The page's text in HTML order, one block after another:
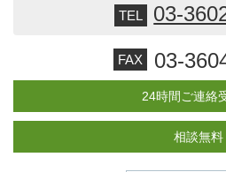
TEL 03-
FAX 03-
24時間ご連絡
相談無料